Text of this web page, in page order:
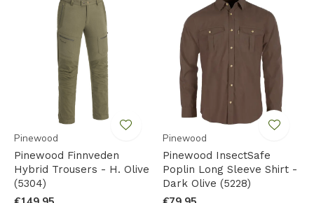
Pinewood
Pinewood Finnveden
Hybrid Trousers - H. Olive
(5304)
Pinewood
Pinewood InsectSafe
Poplin Long Sleeve Shirt -
Dark Olive (5228)